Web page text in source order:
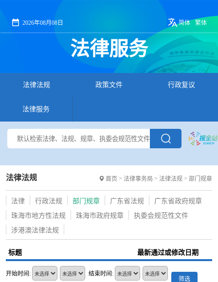
法律服务
2026年08月08日 简体 繁体
法律法规 政策文件 行政复议
法律服务
法律法规 首页 > 法律事务局 > 法律法规 > 部门规章
法律 行政法规 部门规章 广东省法规
广东省政府规章
珠海市地方性法规
珠海市政府规章
执委会规范性文件
涉港澳法律法规
标题 最新通过或修改日期
开始时间:
结束时间:
筛选